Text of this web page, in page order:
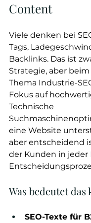
Content
Viele denken bei
Tags,
Backlinks. Das ist
Strategie, aber beim
Thema Industrie-
Fokus auf
Technische
eine Website
aber entscheidend
der Kunden in jeder
Was bedeutet das
SEO-Texte für